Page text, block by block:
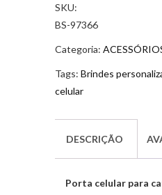
Carros
quantidade
SKU:
BS-97366
Categoria:
Tags: Brindes
celular
DESCRIÇÃO
Porta celular para